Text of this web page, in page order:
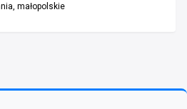
małopolskie